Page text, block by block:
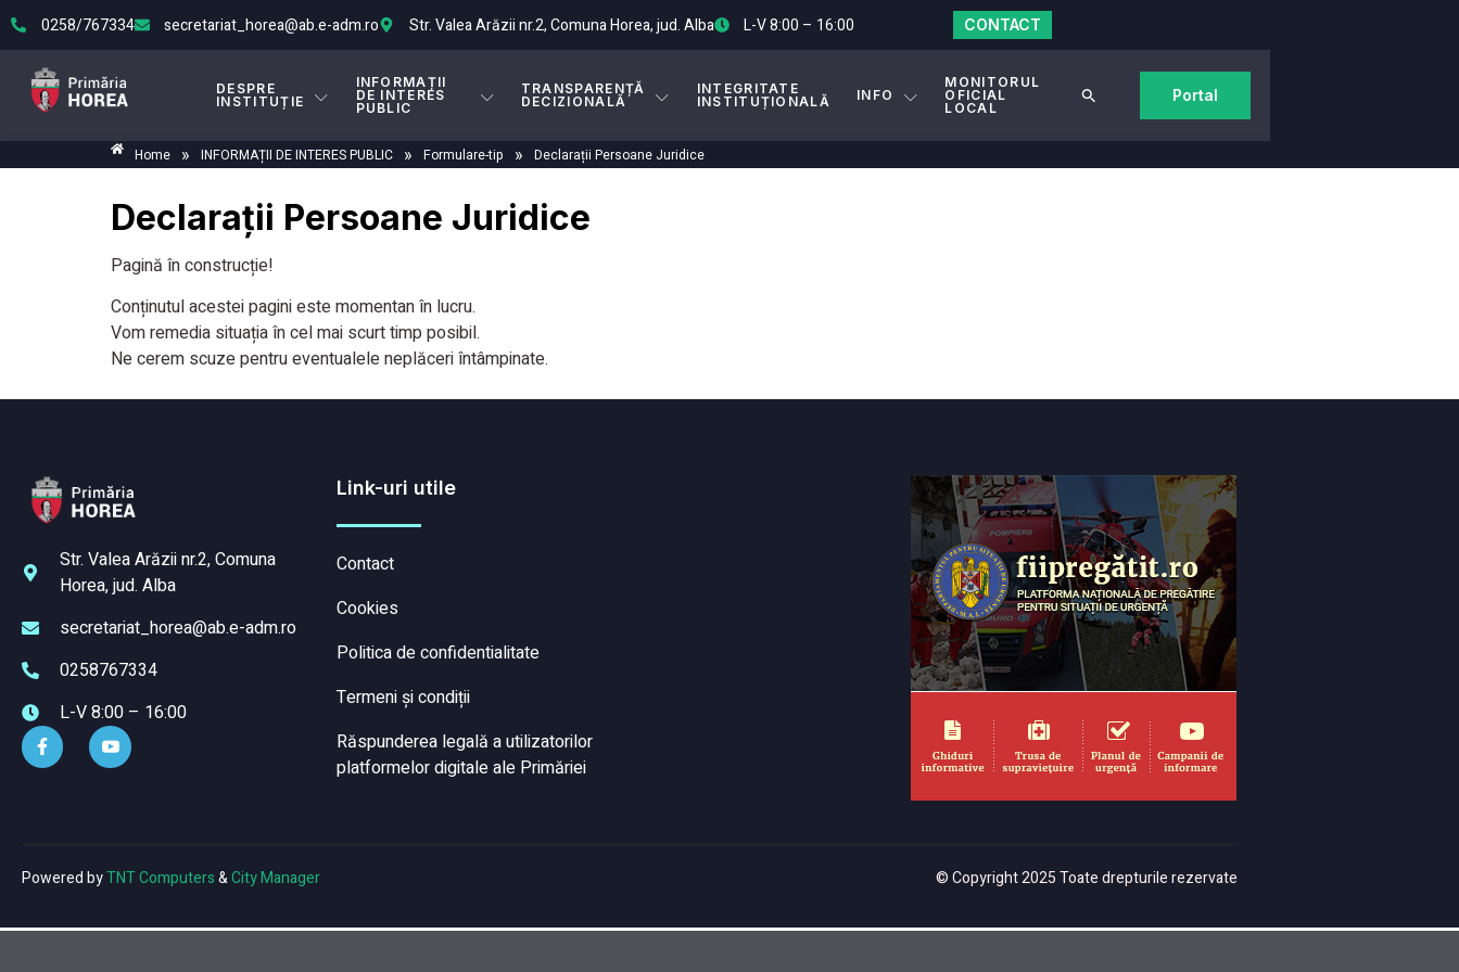
0258/767334 secretariat_horea@ab.e-adm.ro Str. Valea Arăzii nr.2, Comuna Horea, jud. Alba L-V 8:00 – 16:00 CONTACT
DESPRE
INSTITUȚIE
INFORMAȚII
DE INTERES
PUBLIC
TRANSPARENȚĂ
DECIZIONALĂ
INTEGRITATE
INSTITUȚIONALĂ
INFO
MONITORUL
OFICIAL
LOCAL
Portal
Home » INFORMAȚII DE INTERES PUBLIC » Formulare-tip » Declarații Persoane Juridice
Declarații Persoane Juridice
Pagină în construcție!
Conținutul acestei pagini este momentan în lucru.
Vom remedia situația în cel mai scurt timp posibil.
Ne cerem scuze pentru eventualele neplăceri întâmpinate.
Str. Valea Arăzii nr.2, Comuna
Horea, jud. Alba
secretariat_horea@ab.e-adm.ro
0258767334
L-V 8:00 – 16:00
Link-uri utile
Contact
Cookies
Politica de confidentialitate
Termeni și condiții
Răspunderea legală a utilizatorilor
platformelor digitale ale Primăriei
Powered byTNT Computers&City Manager © Copyright 2025 Toate drepturile rezervate